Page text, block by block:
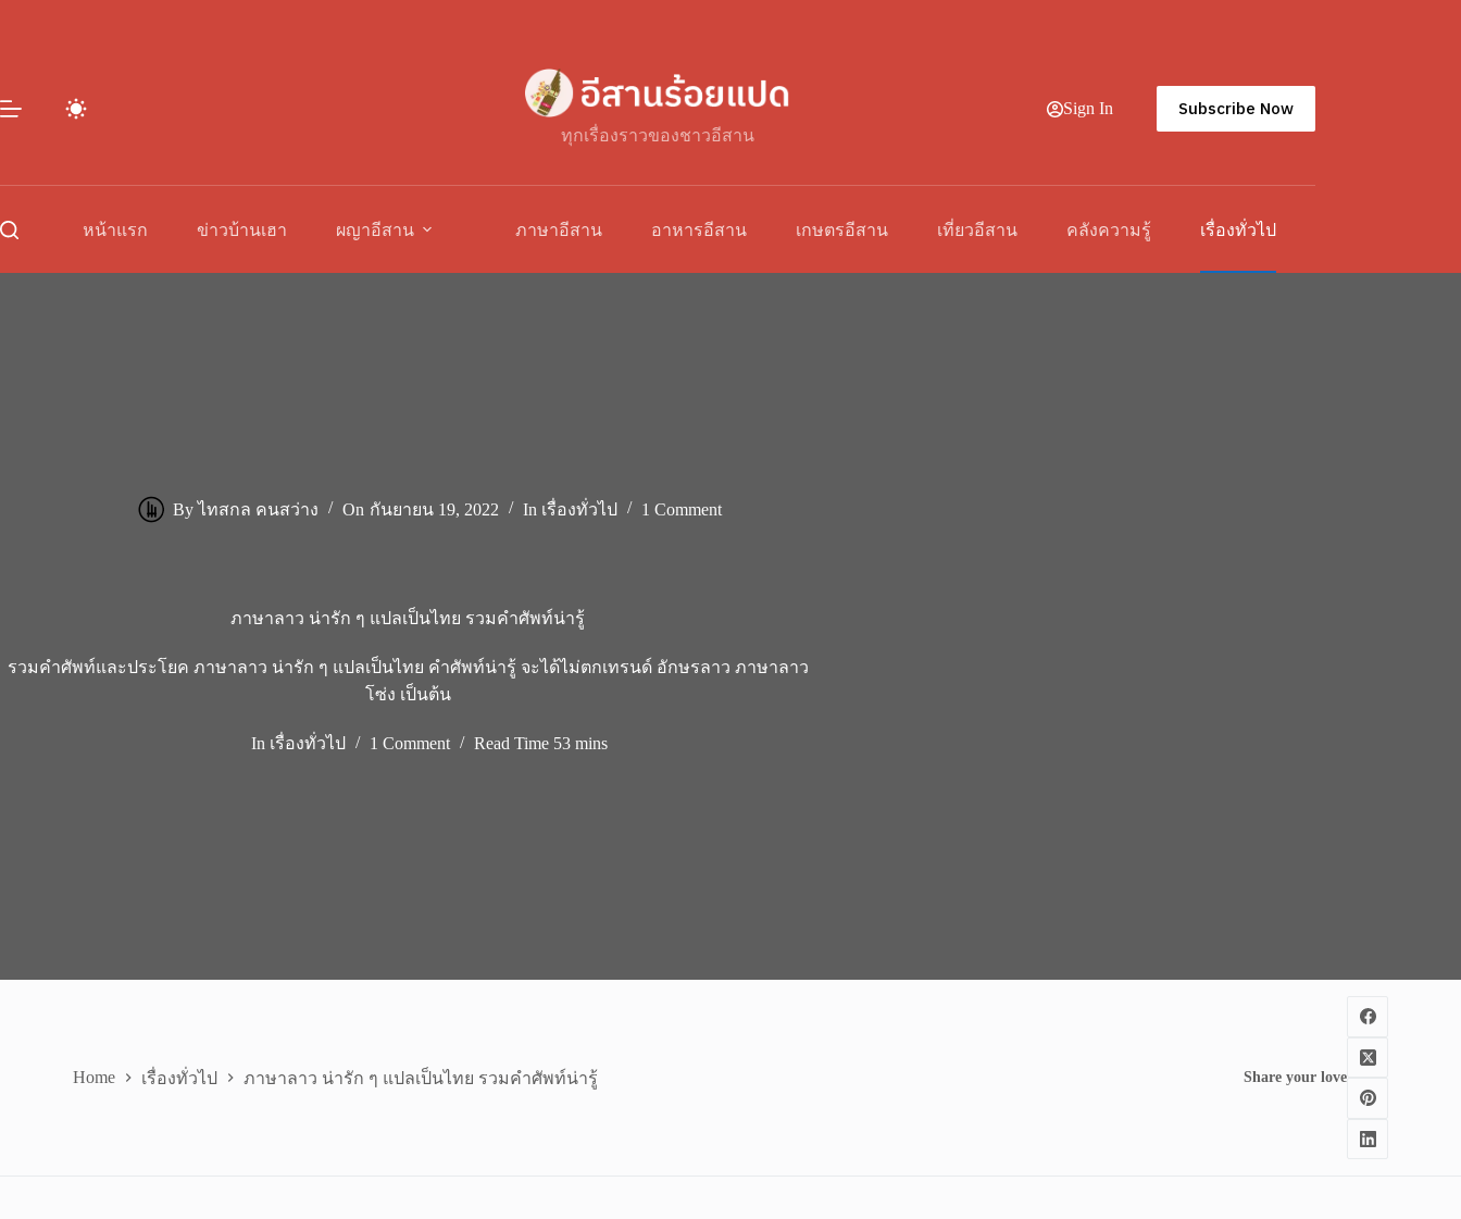
ทุกเรื่องราวของชาวอีสาน
Sign In Subscribe Now
หน้าแรก ข่าวบ้านเฮา ผญาอีสาน ภาษาอีสาน อาหารอีสาน เกษตรอีสาน เที่ยวอีสาน คลังความรู้ เรื่องทั่วไป
By ไทสกล คนสว่าง On กันยายน 19, 2022 In เรื่องทั่วไป 1 Comment
ภาษาลาว น่ารัก ๆ แปลเป็นไทย รวมคำศัพท์น่ารู้
รวมคำศัพท์และประโยค ภาษาลาว น่ารัก ๆ แปลเป็นไทย คำศัพท์น่ารู้ จะได้ไม่ตกเทรนด์ อักษรลาว ภาษาลาว
โซ่ง เป็นต้น
In เรื่องทั่วไป 1 Comment Read Time 53 mins
Home เรื่องทั่วไป ภาษาลาว น่ารัก ๆ แปลเป็นไทย รวมคำศัพท์น่ารู้ Share your love